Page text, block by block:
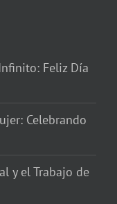
Feliz Día
Celebrando
y el Trabajo de